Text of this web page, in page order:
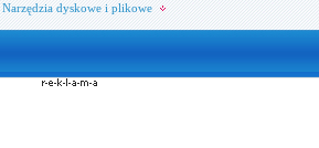
Narzędzia dyskowe i plikowe